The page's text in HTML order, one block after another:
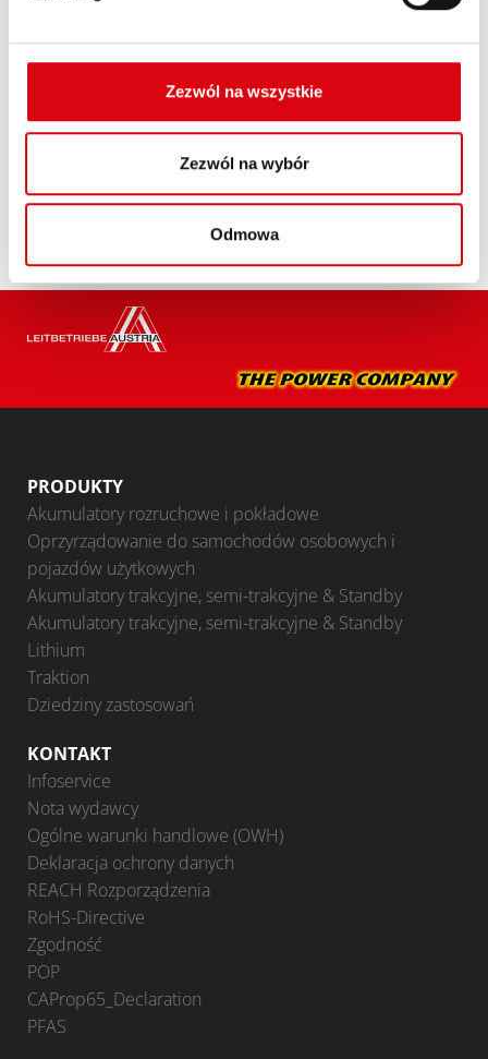
Zezwól na wszystkie
Zezwól na wybór
Odmowa
PRODUKTY
Akumulatory rozruchowe i pokładowe
Oprzyrządowanie do samochodów osobowych i
pojazdów użytkowych
Akumulatory trakcyjne, semi-trakcyjne & Standby
Akumulatory trakcyjne, semi-trakcyjne & Standby
Lithium
Traktion
Dziedziny zastosowań
KONTAKT
Infoservice
Nota wydawcy
Ogólne warunki handlowe (OWH)
Deklaracja ochrony danych
REACH Rozporządzenia
RoHS-Directive
Zgodność
POP
CAProp65_Declaration
PFAS